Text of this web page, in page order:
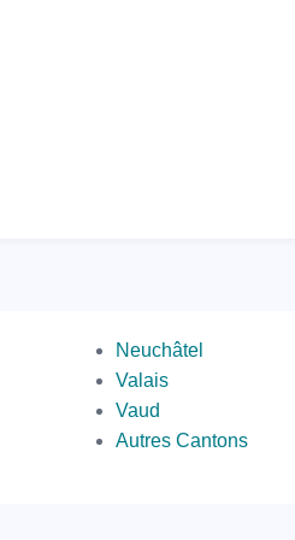
par
canton
2
Neuchâtel
Valais
Vaud
Autres Cantons